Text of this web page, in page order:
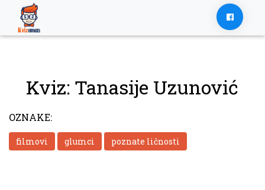
content
Kviz: Tanasije Uzunović
OZNAKE:
filmovi glumci poznate ličnosti